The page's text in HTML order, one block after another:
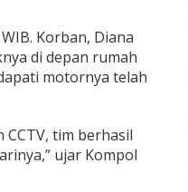
Korban, Diana
di depan rumah
motornya telah
tim berhasil
ujar Kompol